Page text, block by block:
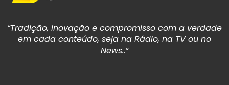
“Tradição, inovação e compromisso com a verdade
em cada conteúdo, seja na Rádio, na TV ou no
News..”